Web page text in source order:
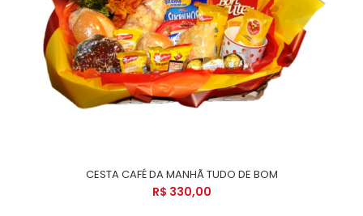
CESTA CAFÉ DA MANHÃ TUDO DE BOM
R$ 330,00